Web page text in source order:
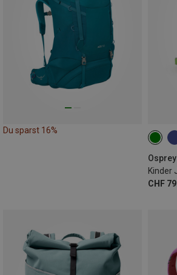
Du sparst 16%
Osprey
Kinder
CHF
18L